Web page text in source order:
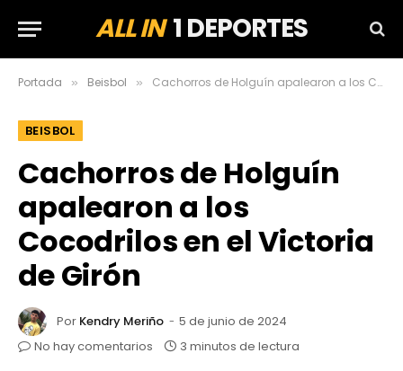
ALL IN1 DEPORTES
Portada » Beisbol » Cachorros de Holguín apalearon a los Cocodrilos en el Victoria de Girón
BEISBOL
Cachorros de Holguín
apalearon a los
Cocodrilos en el Victoria
de Girón
Por Kendry Meriño
5 de junio de 2024
No hay comentarios
3 minutos de lectura